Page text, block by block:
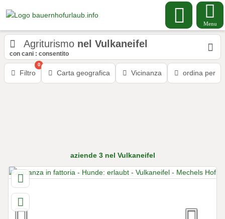
Menu
Agriturismo nel Vulkaneifel
con cani : consentito
Filtro
0
Carta geografica Vicinanza ordina per
aziende 3 nel Vulkaneifel